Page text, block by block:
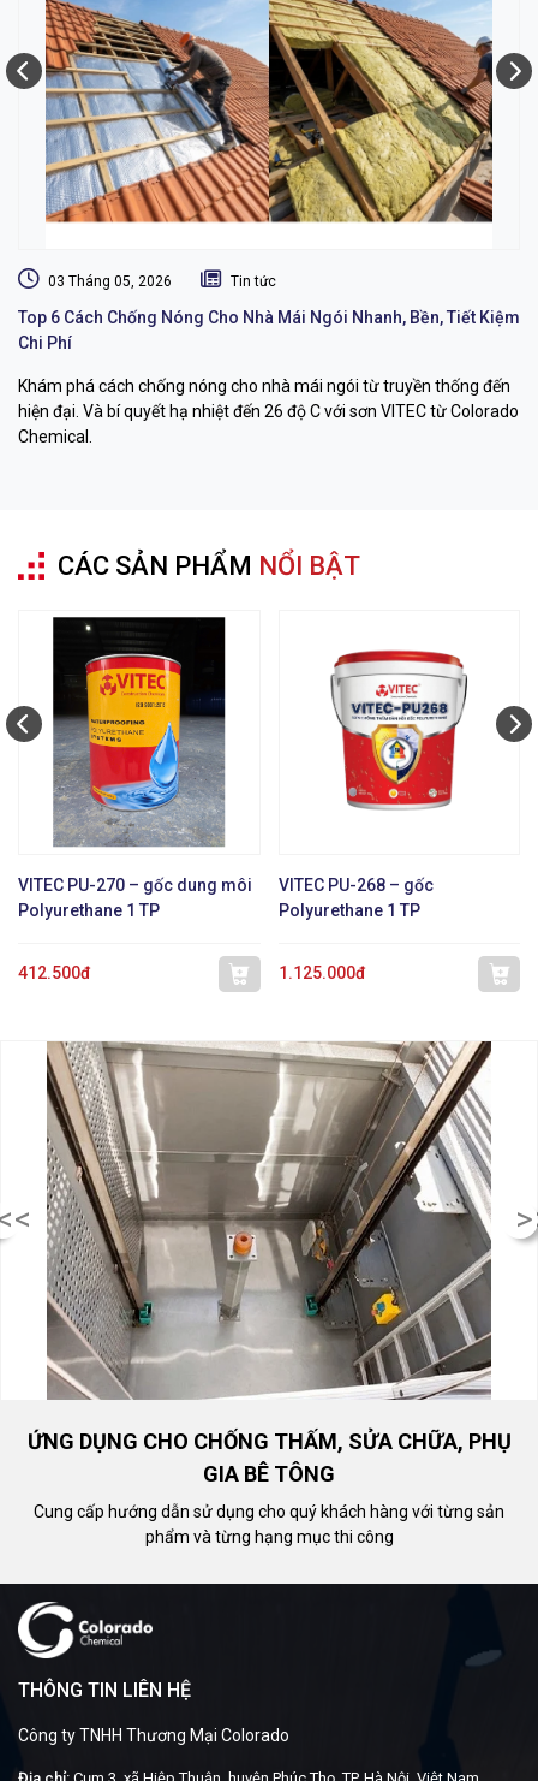
03 Tháng 05, 2026 Tin tức
Top 6 Cách Chống Nóng Cho Nhà Mái Ngói Nhanh, Bền, Tiết Kiệm
Chi Phí
Khám phá cách chống nóng cho nhà mái ngói từ truyền thống đến
hiện đại. Và bí quyết hạ nhiệt đến 26 độ C với sơn VITEC từ Colorado
Chemical.
CÁC SẢN PHẨM NỔI BẬT
VITEC PU-270 – gốc dung môi
Polyurethane 1 TP
412.500đ
VITEC PU-268 – gốc
Polyurethane 1 TP
1.125.000đ
ỨNG DỤNG CHO CHỐNG THẤM, SỬA CHỮA, PHỤ
GIA BÊ TÔNG
Cung cấp hướng dẫn sử dụng cho quý khách hàng với từng sản
phẩm và từng hạng mục thi công
THÔNG TIN LIÊN HỆ
Công ty TNHH Thương Mại Colorado
Địa chỉ: Cụm 3, xã Hiệp Thuận, huyện Phúc Thọ, TP. Hà Nội, Việt Nam